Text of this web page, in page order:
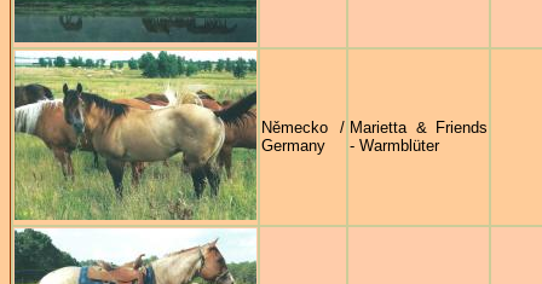
Německo /
Germany
Marietta & Friends
- Warmblüter